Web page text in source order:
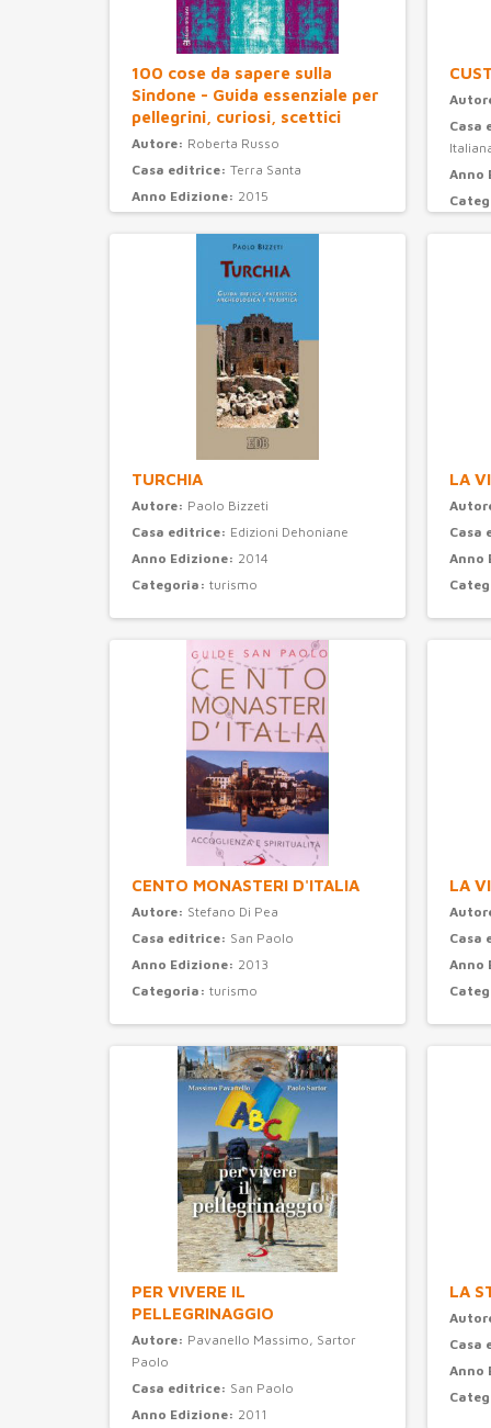
100 cose da sapere sulla
Sindone - Guida essenziale per
pellegrini, curiosi, scettici
Autore: Roberta Russo
Casa editrice: Terra Santa
Anno Edizione: 2015
Casa
Anno
TURCHIA
Autore: Paolo Bizzeti
Casa editrice: Edizioni Dehoniane
Anno Edizione: 2014
Categoria: turismo
LA
Casa
Anno
CENTO MONASTERI D'ITALIA
Autore: Stefano Di Pea
Casa editrice: San Paolo
Anno Edizione: 2013
Categoria: turismo
LA
Casa
Anno
PER VIVERE IL
PELLEGRINAGGIO
Autore: Pavanello Massimo, Sartor
Paolo
Casa editrice: San Paolo
Anno Edizione: 2011
LA
Casa
Anno